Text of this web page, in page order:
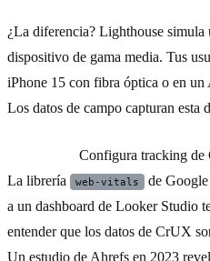
¿La diferencia? Lighthouse
dispositivo de gama media. Tus
iPhone 15 con fibra óptica o en
Los datos de campo capturan
Configura tracking de
La librería
web-vitals
de
a un dashboard de Looker Studio
entender que los datos de CrUX
Un estudio de Ahrefs en 2023